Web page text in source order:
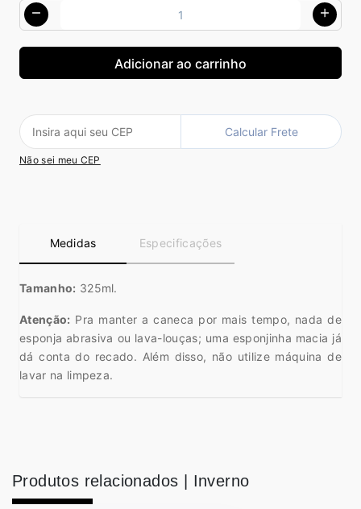
Calcular Frete
Não sei meu CEP
Medidas Especificações
Tamanho: 325ml.
Atenção: Pra manter a caneca por mais tempo, nada de
esponja abrasiva ou lava-louças; uma esponjinha macia já
dá conta do recado. Além disso, não utilize máquina de
lavar na limpeza.
Produtos relacionados | Inverno